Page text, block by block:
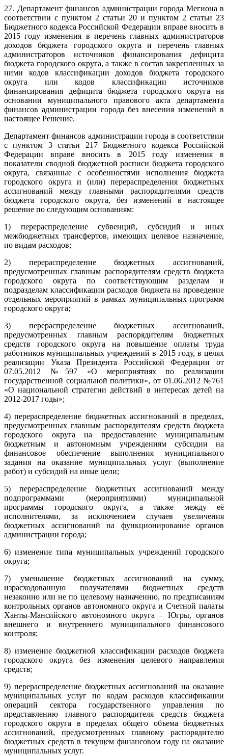
27. Департамент финансов администрации города Мегиона в
соответствии с пунктом 2 статьи 20 и пунктом 2 статьи 23
Бюджетного кодекса Российской Федерации вправе вносить в
2015 году изменения в перечень главных администраторов
доходов бюджета городского округа и перечень главных
администраторов источников финансирования дефицита
бюджета городского округа, а также в состав закрепленных за
ними кодов классификации доходов бюджета городского
округа или кодов классификации источников
финансирования дефицита бюджета городского округа на
основании муниципального правового акта департамента
финансов администрации города без внесения изменений в
настоящее Решение.
Департамент финансов администрации города в соответствии
с пунктом 3 статьи 217 Бюджетного кодекса Российской
Федерации вправе вносить в 2015 году изменения в
показатели сводной бюджетной росписи бюджета городского
округа, связанные с особенностями исполнения бюджета
городского округа и (или) перераспределения бюджетных
ассигнований между главными распорядителями средств
бюджета городского округа, без изменений в настоящее
решение по следующим основаниям:
1) перераспределение субвенций, субсидий и иных
межбюджетных трансфертов, имеющих целевое назначение,
по видам расходов;
2) перераспределение бюджетных ассигнований,
предусмотренных главным распорядителям средств бюджета
городского округа по соответствующим разделам и
подразделам классификации расходов бюджета на проведение
отдельных мероприятий в рамках муниципальных программ
городского округа;
3) перераспределение бюджетных ассигнований,
предусмотренных главным распорядителям бюджетных
средств городского округа на повышение оплаты труда
работников муниципальных учреждений в 2015 году, в целях
реализации Указа Президента Российской Федерации от
07.05.2012 №597 «О мероприятиях по реализации
государственной социальной политики», от 01.06.2012 №761
«О национальной стратегии действий в интересах детей на
2012-2017 годы»;
4) перераспределение бюджетных ассигнований в пределах,
предусмотренных главным распорядителям средств бюджета
городского округа на предоставление муниципальным
бюджетным и автономным учреждениям субсидии на
финансовое обеспечение выполнения муниципального
задания на оказание муниципальных услуг (выполнение
работ) и субсидий на иные цели;
5) перераспределение бюджетных ассигнований между
подпрограммами (мероприятиями) муниципальной
программы городского округа, а также между её
исполнителями, за исключением случаев увеличения
бюджетных ассигнований на функционирование органов
администрации города;
6) изменение типа муниципальных учреждений городского
округа;
7) уменьшение бюджетных ассигнований на сумму,
израсходованную получателями бюджетных средств
незаконно или не по целевому назначению, по предписаниям
контрольных органов автономного округа и Счетной палаты
Ханты-Мансийского автономного округа – Югры, органов
внешнего и внутреннего муниципального финансового
контроля;
8) изменение бюджетной классификации расходов бюджета
городского округа без изменения целевого направления
средств;
9) перераспределение бюджетных ассигнований на оказание
муниципальных услуг по кодам расходов классификации
операций сектора государственного управления по
представлению главного распорядителя средств бюджета
городского округа в пределах общего объема бюджетных
ассигнований, предусмотренных главному распорядителю
бюджетных средств в текущем финансовом году на оказание
муниципальных услуг.